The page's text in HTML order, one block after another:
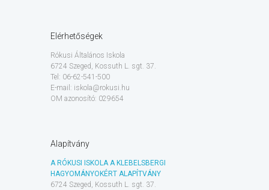
Elérhetőségek
Rókusi Általános Iskola
6724 Szeged, Kossuth L. sgt. 37.
Tel: 06-62-541-500
E-mail: iskola@rokusi.hu
OM azonosító: 029654
Alapítvány
A RÓKUSI ISKOLA A KLEBELSBERGI
HAGYOMÁNYOKÉRT ALAPÍTVÁNY
6724 Szeged, Kossuth L. sgt. 37.